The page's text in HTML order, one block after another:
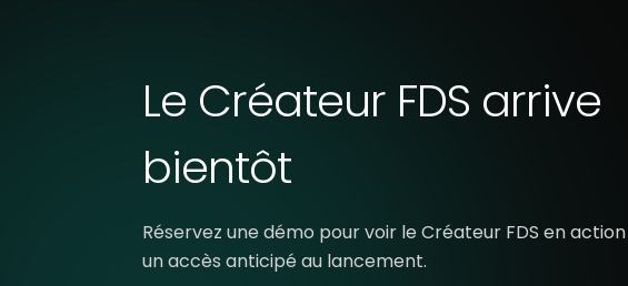
Le Créateur FDS arrive
bientôt
Réservez une démo pour voir le Créateur FDS en
un accès anticipé au lancement.